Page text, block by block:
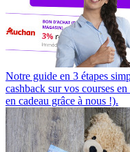
Notre guide en 3 étapes
cashback sur vos courses
en cadeau grâce à nous !).